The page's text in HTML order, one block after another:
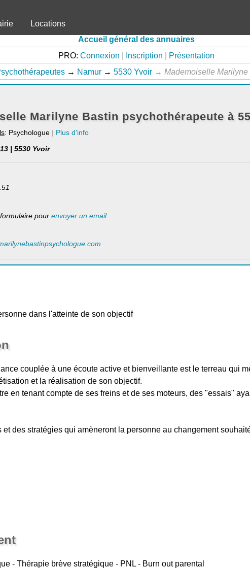
Locations
Accueil général des annuaires
PRO: Connexion Inscription
Présentation
→ Namur → 5530 Yvoir → Mademoiselle Marilyne
Marilyne Bastin psychothérapeute à
: Psychologue | Plus d'info
| 5530 Yvoir
pourenvoyer un email
dans l'atteinte de son objectif
couplée à une écoute active et bienveillante est le terreau qui
et la réalisation de son objectif.
en tenant compte de ses freins et de ses moteurs, des "essais"
et des stratégies qui amèneront la personne au changement
- Thérapie brève stratégique - PNL - Burn out parental